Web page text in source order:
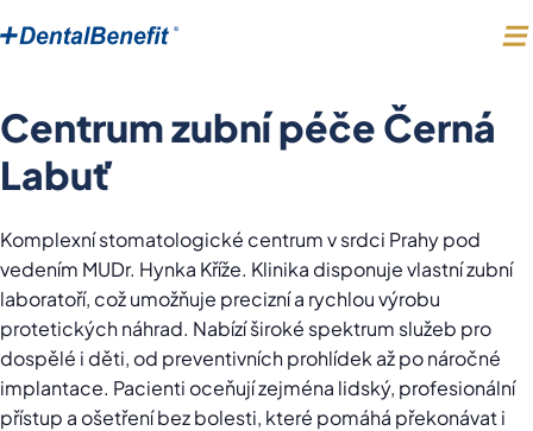
Centrum zubní péče Černá
Labuť
Komplexní stomatologické centrum v srdci Prahy pod
vedením MUDr. Hynka Kříže. Klinika disponuje vlastní zubní
laboratoří, což umožňuje precizní a rychlou výrobu
protetických náhrad. Nabízí široké spektrum služeb pro
dospělé i děti, od preventivních prohlídek až po náročné
implantace. Pacienti oceňují zejména lidský, profesionální
přístup a ošetření bez bolesti, které pomáhá překonávat i